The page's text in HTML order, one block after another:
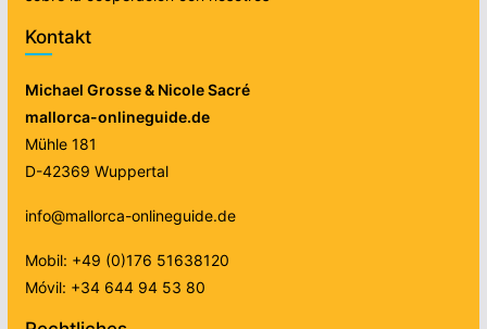
Kontakt
Michael Grosse & Nicole Sacré
mallorca-onlineguide.de
Mühle 181
D-42369 Wuppertal
info@mallorca-onlineguide.de
Mobil: +49 (0)176 51638120
Móvil: +34 644 94 53 80